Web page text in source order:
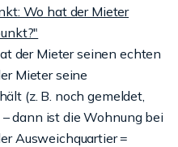
Wo hat der Mieter
der Mieter seinen echten
Mieter seine
(z. B. noch gemeldet,
dann ist die Wohnung bei
Ausweichquartier =